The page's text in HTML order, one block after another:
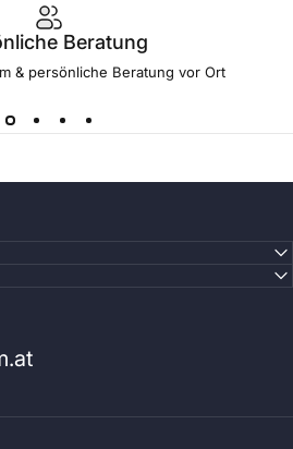
Beratung
& persönliche Beratung vor Ort